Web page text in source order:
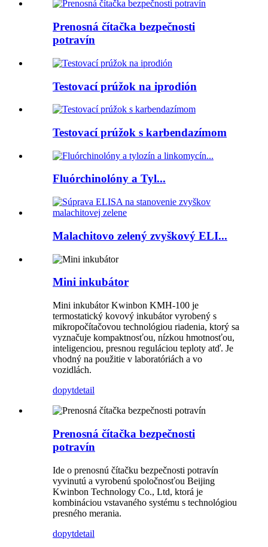
Prenosná čítačka bezpečnosti
potravín
Testovací prúžok na iprodión
Testovací prúžok s karbendazímom
Fluórchinolóny a Tyl...
Malachitovo zelený zvyškový ELI...
Mini inkubátor
Mini inkubátor Kwinbon KMH-100 je
termostatický kovový inkubátor vyrobený s
mikropočítačovou technológiou riadenia, ktorý sa
vyznačuje kompaktnosťou, nízkou hmotnosťou,
inteligenciou, presnou reguláciou teploty atď. Je
vhodný na použitie v laboratóriách a vo
vozidlách.
dopytdetail
Prenosná čítačka bezpečnosti
potravín
Ide o prenosnú čítačku bezpečnosti potravín
vyvinutú a vyrobenú spoločnosťou Beijing
Kwinbon Technology Co., Ltd, ktorá je
kombináciou vstavaného systému s technológiou
presného merania.
dopytdetail